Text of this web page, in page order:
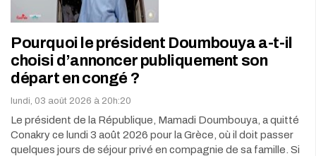
Pourquoi le président Doumbouya a-t-il
choisi d’annoncer publiquement son
départ en congé ?
lundi, 03 août 2026 à 20h:20
Le président de la République, Mamadi Doumbouya, a quitté
Conakry ce lundi 3 août 2026 pour la Grèce, où il doit passer
quelques jours de séjour privé en compagnie de sa famille. Si